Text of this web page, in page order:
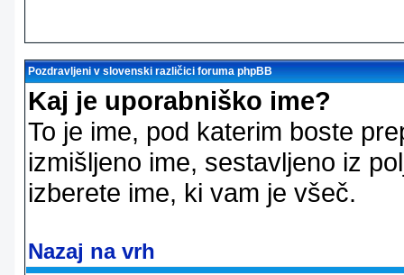
Pozdravljeni v slovenski različici foruma phpBB
Kaj je uporabniško ime?
To je ime, pod katerim boste
izmišljeno ime, sestavljeno iz
izberete ime, ki vam je všeč.
Nazaj na vrh